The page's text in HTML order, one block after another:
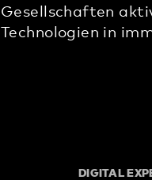
Gesellschaften
Technologien in
DIGITAL